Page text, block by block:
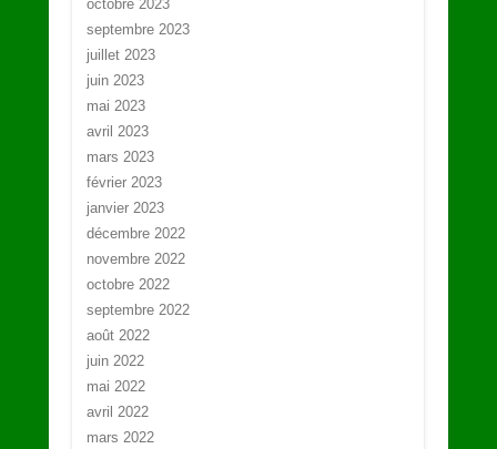
octobre 2023
septembre 2023
juillet 2023
juin 2023
mai 2023
avril 2023
mars 2023
février 2023
janvier 2023
décembre 2022
novembre 2022
octobre 2022
septembre 2022
août 2022
juin 2022
mai 2022
avril 2022
mars 2022